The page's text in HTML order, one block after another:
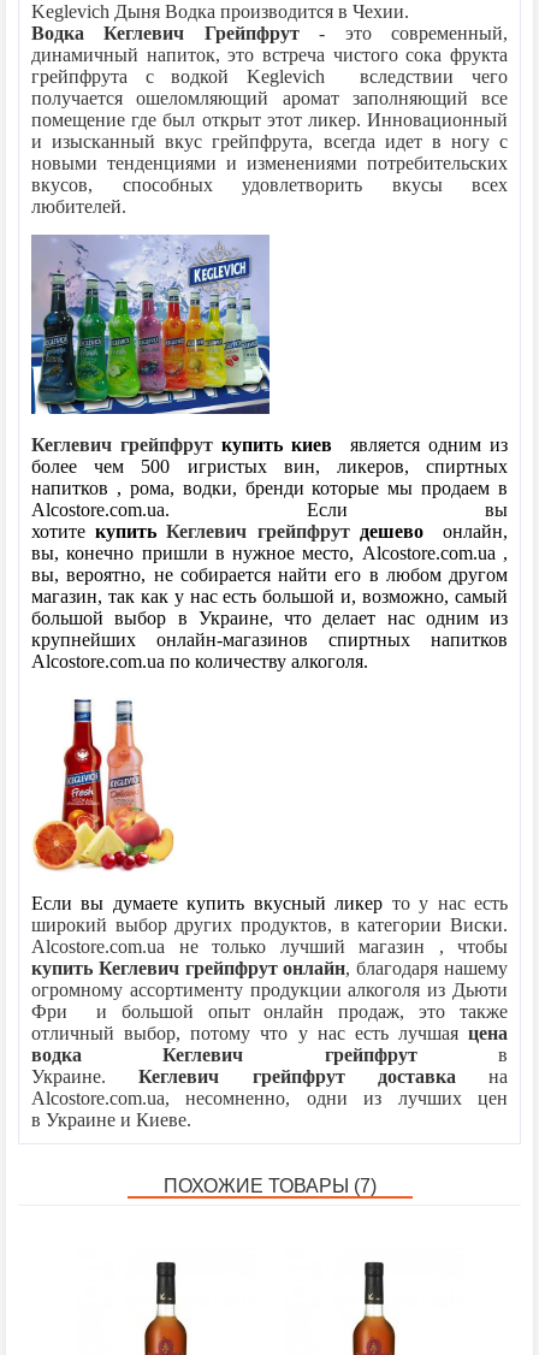
Количество:
- или -
В закладки
Отзывов: 0
Метки:
Keglevich Дыня Водка производится в Чехии.
Водка Кеглевич Грейпфрут- это современный,
динамичный напиток, это встреча чистого сока фрукта
грейпфрута с водкой Keglevich вследствии чего
получается ошеломляющий аромат заполняющий все
помещение где был открыт этот ликер. Инновационный
и изысканный вкус грейпфрута, всегда идет в ногу с
новыми тенденциями и изменениями потребительских
вкусов, способных удовлетворить вкусы всех
любителей.
Кеглевич грейпфруткупить киев является одним из
более чем 500 игристых вин, ликеров, спиртных
напитков , рома, водки, бренди которые мы продаем в
Alcostore.com.ua. Если вы
хотитекупитьКеглевич грейпфрут дешево
онлайн,
вы, конечно пришли в нужное место, Alcostore.com.ua ,
вы, вероятно, не собирается найти его в любом другом
магазин, так как у нас есть большой и, возможно, самый
большой выбор в Украине, что делает нас одним из
крупнейших онлайн-магазинов спиртных напитков
Alcostore.com.ua по количеству алкоголя.
Если вы думаете купить вкусный ликер то у нас есть
широкий выбор других продуктов, в категории Виски.
Alcostore.com.ua не только лучший магазин , чтобы
купить Кеглевич грейпфрутонлайн, благодаря нашему
огромному ассортименту продукции алкоголя из Дьюти
Фри и большой опыт онлайн продаж, это также
отличный выбор, потому что у нас есть лучшая цена
водкаКеглевич грейпфрутв
Украине.Кеглевич грейпфрут доставка на
Alcostore.com.ua, несомненно, одни из лучших цен
в Украине и Киеве.
ПОХОЖИЕ ТОВАРЫ (7)